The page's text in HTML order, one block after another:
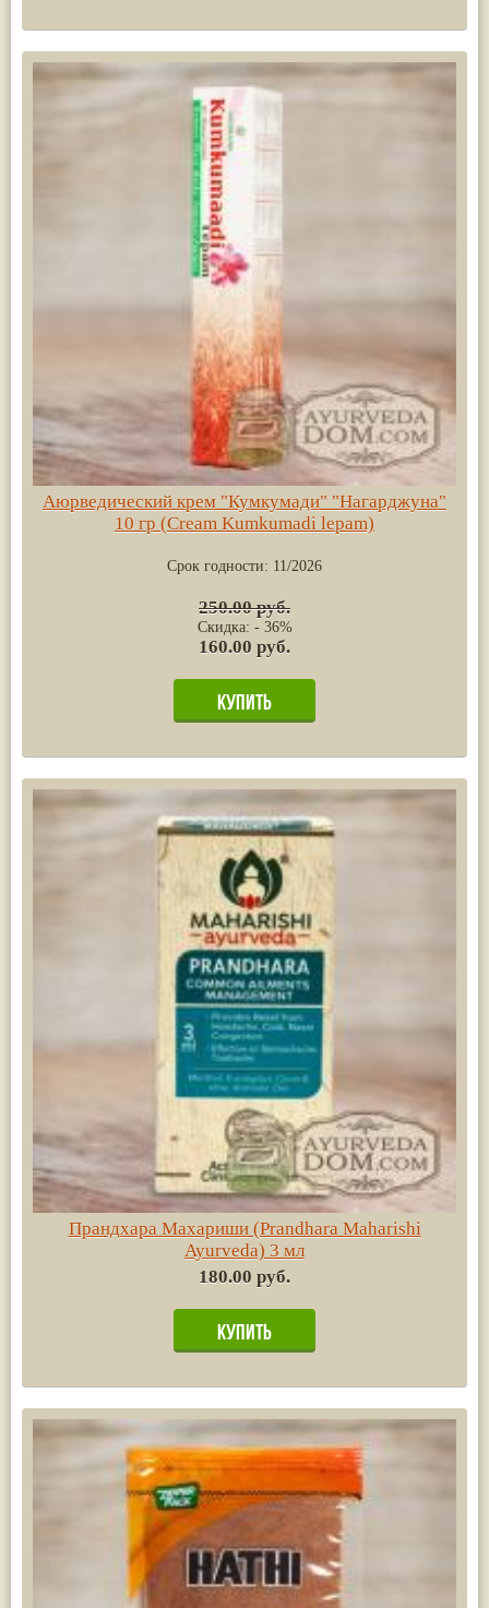
Аюрведический крем "Кумкумади" "Нагарджуна"
10 гр (Cream Kumkumadi lepam)
Срок годности: 11/2026
250.00 руб.
Скидка: - 36%
160.00 руб.
Прандхара Махариши (Prandhara Maharishi
Ayurvedа) 3 мл
180.00 руб.